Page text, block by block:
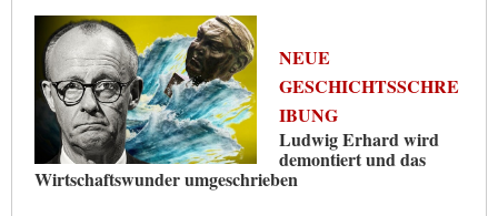
NEUE
GESCHICHTSSCHRE
IBUNG
Ludwig Erhard wird
demontiert und das
Wirtschaftswunder umgeschrieben